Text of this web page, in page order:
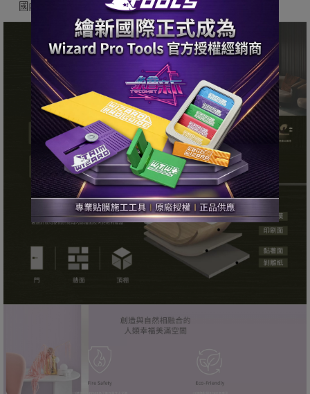
國內及海外船舶。
『韓國LX(LG)BENIF』產品特性&優勢
✓ 產品品質保證
✓ 防焰、阻燃產品
✓ 多樣化的設計-有多種圖案、顏色和紋理可供選擇
✓ 耐磨損性能
✓ 環保材料-不釋放有害物質
✓ 防潮性
✓ 易於清潔-表面光滑且不易沾污
✓ 施工簡單
✓ 良好的附著力-確保長期不脫落